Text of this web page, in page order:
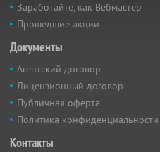
Заработайте, как Вебмастер
Прошедшие акции
Документы
Агентский договор
Лицензионный договор
Публичная оферта
Политика конфиденциальности
Контакты